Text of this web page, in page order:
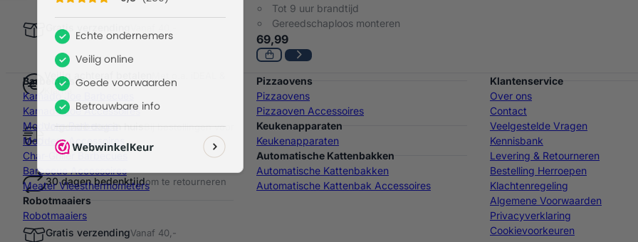
Gratis verzending
Veilig achteraf betalen
Klarna
Volgende dag in huisBij bestellingen voor
15:00
30 dagen bedenktijdom te retourneren
Gratis verzendingVanaf 40,-
Tot 9 uur brandtijd
Gereedschaploos monteren
69,99
Barbecues
Kamado Joe Barbecues
Kamado Joe Accessoires
Moddern Barbecues
Moddern Accessoires
Char-Griller Barbecues
Barbecue Accessoires
Meater Vleesthermometers
Robotmaaiers
Robotmaaiers
Pizzaovens
Pizzaovens
Pizzaoven Accessoires
Keukenapparaten
Keukenapparaten
Automatische Kattenbakken
Automatische Kattenbakken
Automatische Kattenbak Accessoires
Klantenservice
Over ons
Contact
Veelgestelde Vragen
Kennisbank
Levering & Retourneren
Bestelling Herroepen
Klachtenregeling
Algemene Voorwaarden
Privacyverklaring
Cookievoorkeuren